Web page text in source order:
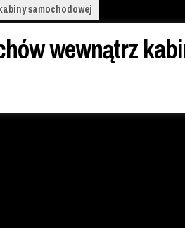
samochodowej
wewnątrz